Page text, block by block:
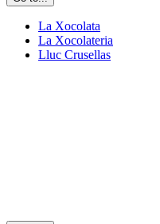
La Xocolata
La Xocolateria
Lluc Crusellas